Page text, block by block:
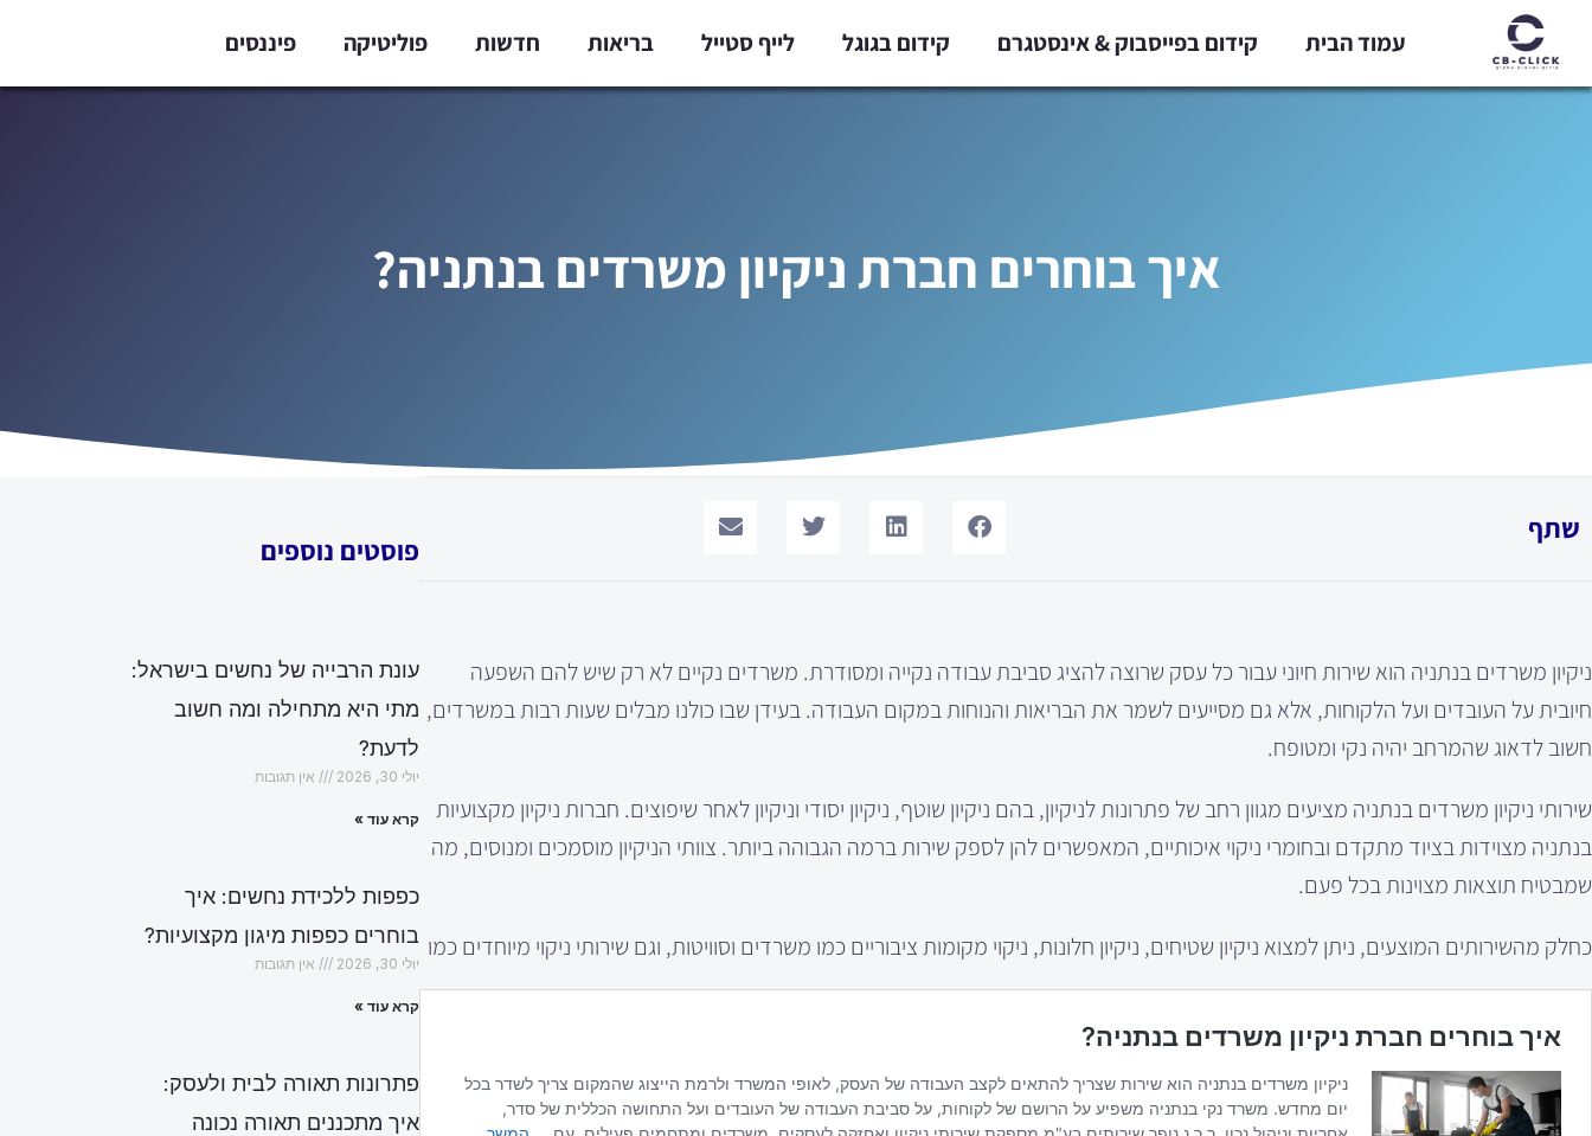
לתוכן
עמוד הבית קידום בפייסבוק & אינסטגרם קידום בגוגל לייף סטייל בריאות חדשות פוליטיקה פיננסים
איך בוחרים חברת ניקיון משרדים בנתניה?
שתף
ניקיון משרדים בנתניה הוא שירות חיוני עבור כל עסק שרוצה להציג סביבת עבודה נקייה ומסודרת. משרדים נקיים לא רק שיש להם השפעה
חיובית על העובדים ועל הלקוחות, אלא גם מסייעים לשמר את הבריאות והנוחות במקום העבודה. בעידן שבו כולנו מבלים שעות רבות במשרדים,
חשוב לדאוג שהמרחב יהיה נקי ומטופח.
שירותי ניקיון משרדים בנתניה מציעים מגוון רחב של פתרונות לניקיון, בהם ניקיון שוטף, ניקיון יסודי וניקיון לאחר שיפוצים. חברות ניקיון מקצועיות
בנתניה מצוידות בציוד מתקדם ובחומרי ניקוי איכותיים, המאפשרים להן לספק שירות ברמה הגבוהה ביותר. צוותי הניקיון מוסמכים ומנוסים, מה
שמבטיח תוצאות מצוינות בכל פעם.
כחלק מהשירותים המוצעים, ניתן למצוא ניקיון שטיחים, ניקיון חלונות, ניקוי מקומות ציבוריים כמו משרדים וסוויטות, וגם שירותי ניקוי מיוחדים כמו
פוסטים נוספים
עונת הרבייה של נחשים בישראל:
מתי היא מתחילה ומה חשוב
לדעת?
יולי 30, 2026 אין תגובות
קרא עוד »
כפפות ללכידת נחשים: איך
בוחרים כפפות מיגון מקצועיות?
יולי 30, 2026 אין תגובות
קרא עוד »
פתרונות תאורה לבית ולעסק:
איך מתכננים תאורה נכונה